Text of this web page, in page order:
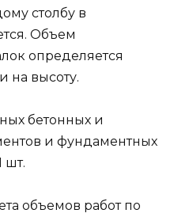
столбу в
Объем
определяется
на высоту.
бетонных и
и фундаментных
шт.
объемов работ по